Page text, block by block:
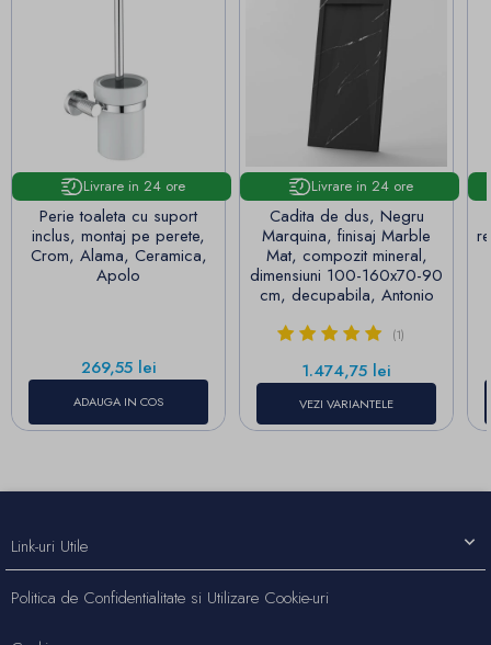
Livrare in 24 ore
Perie toaleta cu suport
inclus, montaj pe perete,
Crom, Alama, Ceramica,
Apolo
Pret
269,55 lei
ADAUGA IN COS
Livrare in 24 ore
Cadita de dus, Negru
Marquina, finisaj Marble
Mat, compozit mineral,
dimensiuni 100-160x70-90
cm, decupabila, Antonio
(1)
Pret
1.474,75 lei
VEZI VARIANTELE
Link-uri Utile
Politica de Confidentialitate si Utilizare Cookie-uri